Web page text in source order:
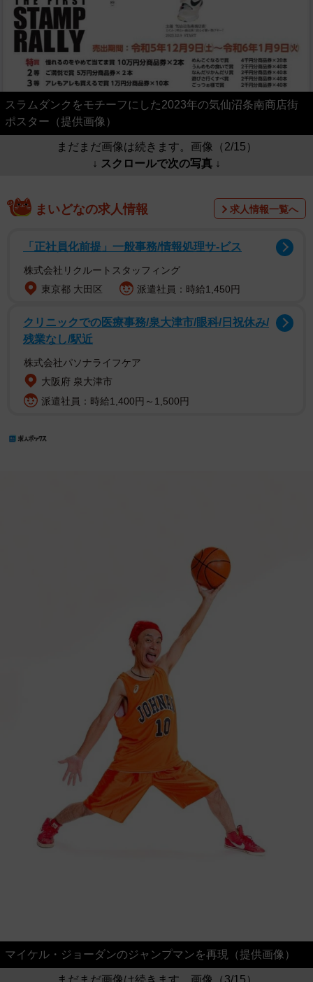
スラムダンクをモチーフにした2023年の気仙沼条南商店街
ポスター（提供画像）
まだまだ画像は続きます。画像（2/15）
↓ スクロールで次の写真 ↓
まいどなの求人情報 求人情報一覧へ
「正社員化前提」一般事務/情報処理サ-ビス
株式会社リクルートスタッフィング
東京都 大田区
派遣社員：時給1,450円
クリニックでの医療事務/泉大津市/眼科/日祝休み/
残業なし/駅近
株式会社パソナライフケア
大阪府 泉大津市
派遣社員：時給1,400円～1,500円
マイケル・ジョーダンのジャンプマンを再現（提供画像）
まだまだ画像は続きます。画像（3/15）